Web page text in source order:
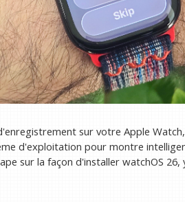
sur votre Apple Watch,
d'exploitation pour montre
sur la façon d'installer watchOS 26,